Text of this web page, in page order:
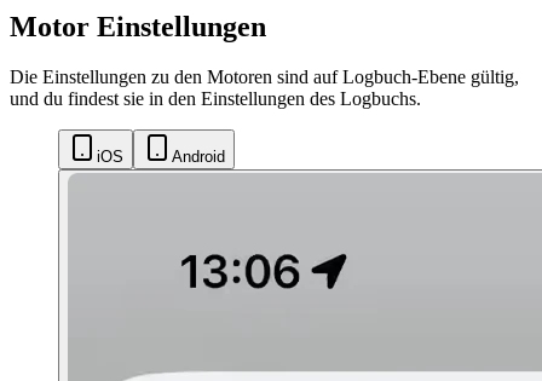
Motor Einstellungen
Die Einstellungen zu den Motoren sind auf Logbuch-Ebene gültig,
und du findest sie in den Einstellungen des Logbuchs.
iOS Android